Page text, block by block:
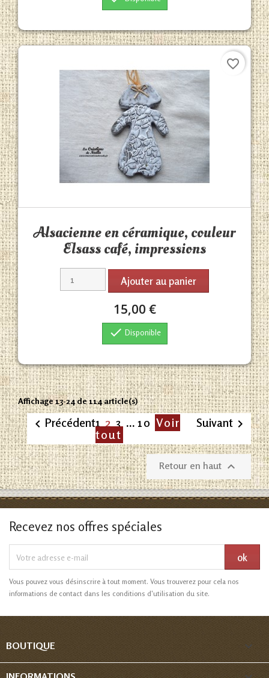
Alsacienne en céramique, couleur
Elsass café, impressions
Ajouter au panier
15,00 €
 Disponible
favorite_border
Affichage 13-24 de 114 article(s)
 Précédent123 … 10 Suivant 
Voir
tout
Retour en haut 
Recevez nos offres spéciales
Vous pouvez vous désinscrire à tout moment. Vous trouverez pour cela nos
informations de contact dans les conditions d'utilisation du site.
BOUTIQUE 